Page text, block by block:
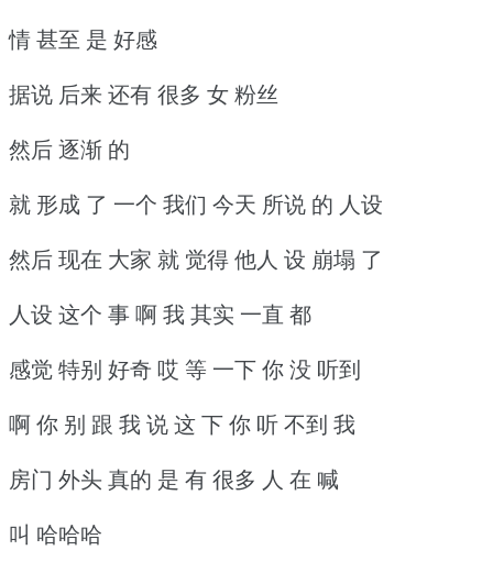
情 甚至 是 好感
据说 后来 还有 很多 女 粉丝
然后 逐渐 的
就 形成 了 一个 我们 今天 所说 的 人设
然后 现在 大家 就 觉得 他人 设 崩塌 了
人设 这个 事 啊 我 其实 一直 都
感觉 特别 好奇 哎 等 一下 你 没 听到
啊 你 别 跟 我 说 这 下 你 听 不到 我
房门 外头 真的 是 有 很多 人 在 喊
叫 哈哈哈